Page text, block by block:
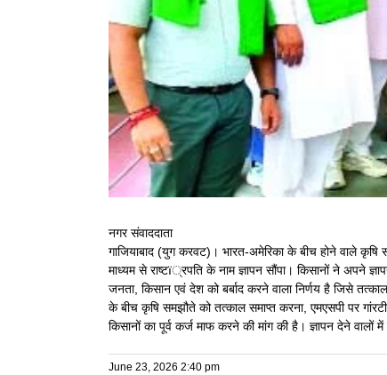
नगर संवाददाता
गाजियाबाद (युग करवट)। भारत-अमेरिका के बीच होने वाले
माध्यम से राष्टï्रपति के नाम ज्ञापन सौंपा। किसानों ने अपने
जनता, किसान एवं देश को बर्बाद करने वाला निर्णय है जिसे
के बीच कृषि समझौते को तत्काल समाप्त करना, एमएसपी पर
किसानों का पूर्व कर्ज माफ करने की मांग की है। ज्ञापन देने वालों
June 23, 2026 2:40 pm